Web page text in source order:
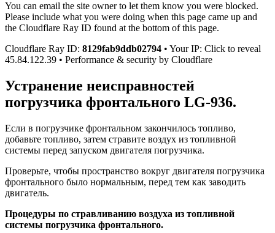
You can email the site owner to let them know you were blocked.
Please include what you were doing when this page came up and
the Cloudflare Ray ID found at the bottom of this page.
Cloudflare Ray ID: 8129fab9ddb02794 • Your IP: Click to reveal
45.84.122.39 • Performance & security by Cloudflare
Устранение неисправностей
погрузчика фронтального LG-936.
Если в погрузчике фронтальном закончилось топливо,
добавьте топливо, затем стравите воздух из топливной
системы перед запуском двигателя погрузчика.
Проверьте, чтобы пространство вокруг двигателя погрузчика
фронтального было нормальным, перед тем как заводить
двигатель.
Процедуры по стравливанию воздуха из топливной
системы погрузчика фронтального.